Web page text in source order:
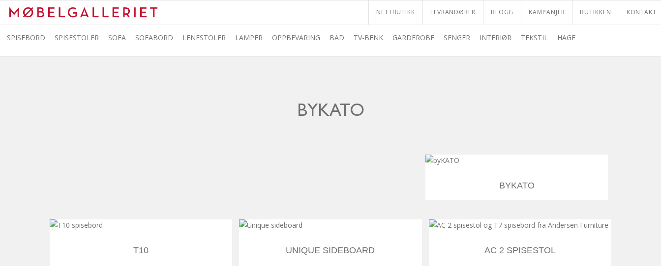
til
NETTBUTIKK LEVRANDØRER BLOGG KAMPANJER BUTIKKEN KONTAKT
Produktmeny
SPISEBORD SPISESTOLER SOFA SOFABORD LENESTOLER LAMPER OPPBEVARING BAD TV-BENK GARDEROBE SENGER INTERIØR TEKSTIL HAGE
BYKATO
BYKATO
T10 UNIQUE SIDEBOARD AC 2 SPISESTOL